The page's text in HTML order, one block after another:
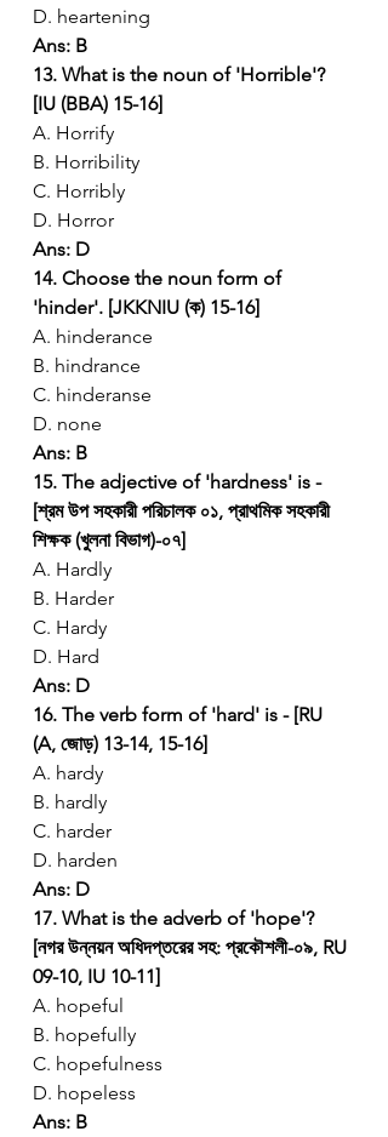
D. heartening
Ans: B
13. What is the noun of 'Horrible'?
[IU (BBA) 15-16]
A. Horrify
B. Horribility
C. Horribly
D. Horror
Ans: D
14. Choose the noun form of
'hinder'. [JKKNIU (ক) 15-16]
A. hinderance
B. hindrance
C. hinderanse
D. none
Ans: B
15. The adjective of 'hardness' is -
[শ্রম উপ সহকারী পরিচালক ০১, প্রাথমিক সহকারী
শিক্ষক (খুলনা বিভাগ)-০৭]
A. Hardly
B. Harder
C. Hardy
D. Hard
Ans: D
16. The verb form of 'hard' is - [RU
(A, জোড়) 13-14, 15-16]
A. hardy
B. hardly
C. harder
D. harden
Ans: D
17. What is the adverb of 'hope'?
[নগর উন্নয়ন অধিদপ্তরের সহ: প্রকৌশলী-০৯, RU
09-10, IU 10-11]
A. hopeful
B. hopefully
C. hopefulness
D. hopeless
Ans: B